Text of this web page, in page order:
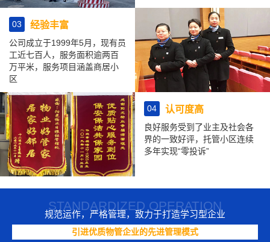
03 经验丰富
公司成立于1999年5月，现有员
工近七百人，服务面积逾两百
万平米，服务项目涵盖商居小
区
04 认可度高
良好服务受到了业主及社会各
界的一致好评，托管小区连续
多年实现“零投诉”
规范运作，严格管理，致力于打造学习型企业
引进优质物管企业的先进管理模式
STANDARDIZED OPERATION